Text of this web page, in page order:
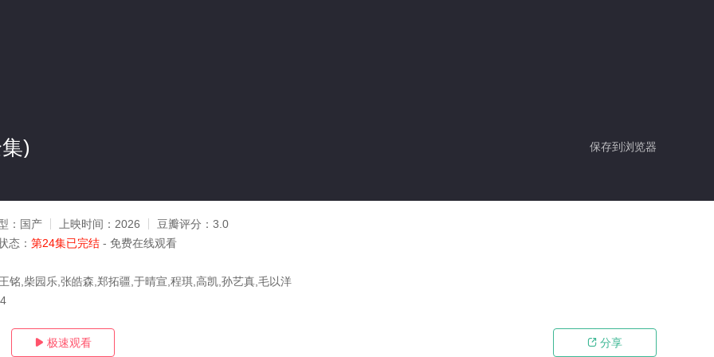
保存到浏览器
)
： 国产 上映时间： 2026 豆瓣评分： 3.0
态： 第24集已完结 - 免费在线观看
铭,柴园乐,张皓森,郑拓疆,于晴宣,程琪,高凯,孙艺真,毛以洋
 极速观看  分享